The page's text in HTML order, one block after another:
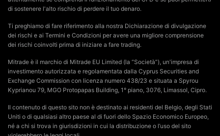
di sostenere l'alto rischio di perdere il tuo denaro.
Ti preghiamo di fare riferimento alla nostra Dichiarazione di divulgazione
dei rischi e ai Termini e Condizioni per avere una migliore comprensione
dei rischi coinvolti prima di iniziare a fare trading.
Mitrade è il marchio di Mitrade EU Limited (la “Società”), un'impresa di
investimento autorizzata e regolamentata dalla Cyprus Securities and
Exchange Commission con licenza numero 438/23 e situata a Spyrou
Kyprianou 79, MGO Protopapas Building, 1° piano, 3076, Limassol, Cipro.
Il contenuto di questo sito non è destinato ai residenti del Belgio, degli Stati
Uniti o di qualsiasi altro paese al di fuori dello Spazio Economico Europeo,
né a chi si trova in giurisdizioni in cui la distribuzione o l’uso del sito